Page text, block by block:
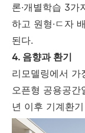
론·개별학습 3
하고 원형·ㄷ자
된다.
4. 음향과 환기
리모델링에서 가
오픈형 공용공간
년 이후 기계환